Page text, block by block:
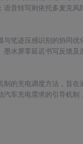
音转写则依托多麦克风
笔迹压感识别的协同优
水屏零延迟书写反馈及
制的充电调度方法，旨在
车充电需求的引导机制
户响应行为的不确定性